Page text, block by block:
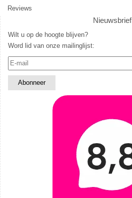
Reviews
Nieuwsbrief
Wilt u op de hoogte blijven?
Word lid van onze mailinglijst: